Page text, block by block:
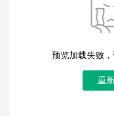
预览加载失败
重